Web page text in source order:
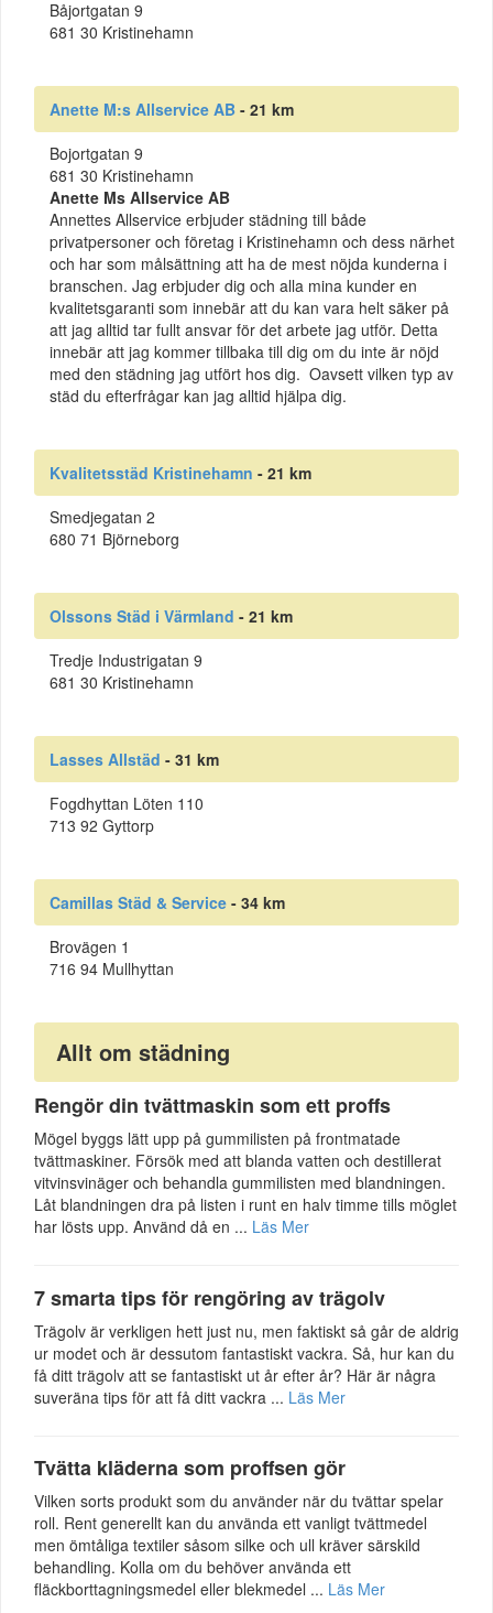
Båjortgatan 9
681 30 Kristinehamn
Anette M:s Allservice AB - 21 km
Bojortgatan 9
681 30 Kristinehamn
Anette Ms Allservice AB
Annettes Allservice erbjuder städning till både
privatpersoner och företag i Kristinehamn och dess närhet
och har som målsättning att ha de mest nöjda kunderna i
branschen. Jag erbjuder dig och alla mina kunder en
kvalitetsgaranti som innebär att du kan vara helt säker på
att jag alltid tar fullt ansvar för det arbete jag utför. Detta
innebär att jag kommer tillbaka till dig om du inte är nöjd
med den städning jag utfört hos dig. Oavsett vilken typ av
städ du efterfrågar kan jag alltid hjälpa dig.
Kvalitetsstäd Kristinehamn - 21 km
Smedjegatan 2
680 71 Björneborg
Olssons Städ i Värmland - 21 km
Tredje Industrigatan 9
681 30 Kristinehamn
Lasses Allstäd - 31 km
Fogdhyttan Löten 110
713 92 Gyttorp
Camillas Städ & Service - 34 km
Brovägen 1
716 94 Mullhyttan
Allt om städning
Rengör din tvättmaskin som ett proffs
Mögel byggs lätt upp på gummilisten på frontmatade
tvättmaskiner. Försök med att blanda vatten och destillerat
vitvinsvinäger och behandla gummilisten med blandningen.
Låt blandningen dra på listen i runt en halv timme tills möglet
har lösts upp. Använd då en ... Läs Mer
7 smarta tips för rengöring av trägolv
Trägolv är verkligen hett just nu, men faktiskt så går de aldrig
ur modet och är dessutom fantastiskt vackra. Så, hur kan du
få ditt trägolv att se fantastiskt ut år efter år? Här är några
suveräna tips för att få ditt vackra ... Läs Mer
Tvätta kläderna som proffsen gör
Vilken sorts produkt som du använder när du tvättar spelar
roll. Rent generellt kan du använda ett vanligt tvättmedel
men ömtåliga textiler såsom silke och ull kräver särskild
behandling. Kolla om du behöver använda ett
fläckborttagningsmedel eller blekmedel ... Läs Mer